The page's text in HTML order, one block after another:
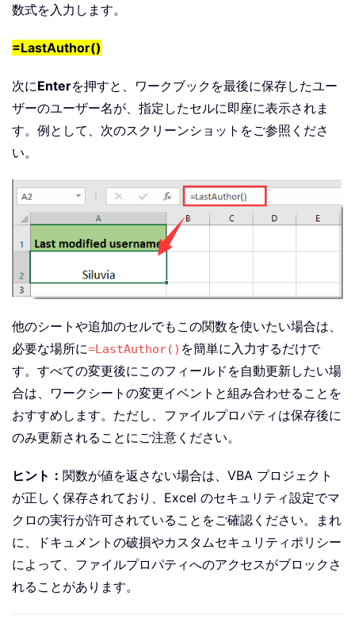
数式を入力します。
=LastAuthor()
次にEnterを押すと、ワークブックを最後に保存したユー
ザーのユーザー名が、指定したセルに即座に表示されま
す。例として、次のスクリーンショットをご参照くださ
い。
他のシートや追加のセルでもこの関数を使いたい場合は、
必要な場所に=LastAuthor() を簡単に入力するだけで
す。すべての変更後にこのフィールドを自動更新したい場
合は、ワークシートの変更イベントと組み合わせることを
おすすめします。ただし、ファイルプロパティは保存後に
のみ更新されることにご注意ください。
ヒント： 関数が値を返さない場合は、VBA プロジェクト
が正しく保存されており、Excel のセキュリティ設定でマ
クロの実行が許可されていることをご確認ください。まれ
に、ドキュメントの破損やカスタムセキュリティポリシー
によって、ファイルプロパティへのアクセスがブロックさ
れることがあります。